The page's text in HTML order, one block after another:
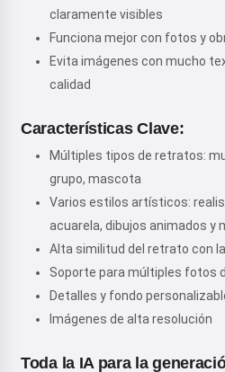
claramente visibles
Funciona mejor con fotos y
Evita imágenes con mucho
calidad
Características Clave:
Múltiples tipos de retratos:
grupo, mascota
Varios estilos artísticos:
acuarela, dibujos animados y
Alta similitud del retrato con
Soporte para múltiples fotos
Detalles y fondo
Imágenes de alta resolución
Toda la IA para la